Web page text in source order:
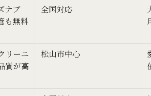
ナブ
も無料
全国対応
リーニ
質が高
松山市中心